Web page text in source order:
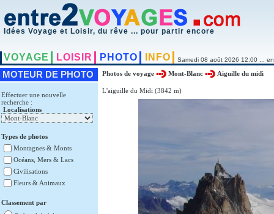
Idées Voyage et Loisir, du rêve ... pour partir encore
VOYAGE LOISIR PHOTO INFO Samedi 08 août 2026 12:00 ...
MOTEUR DE PHOTO
Effectuer une nouvelle
recherche :
Localisations
Types de photos
Montagnes & Monts
Océans, Mers & Lacs
Civilisations
Fleurs & Animaux
Classement par
Photos de voyage Mont-Blanc Aiguille du midi
L'aiguille du Midi (3842 m)